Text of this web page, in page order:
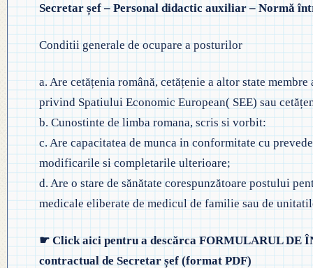
◎ REGULAMENT ORGANIZARE
◎ FIȘĂ EVALUARE PERSONAL
◎ ÎNCADRARE PROFESORI
◎ PROFESORI LA CLASE
◎ DECLARAȚII INTERESE
◎ TRANSPARENTA VENITURI ◎ 2025
◎ 2024
◎ 2020
◎ PLAN DE DEZVOLTARE
INSTITUȚIONALĂ
◎
–
Secretar șef – Personal didactic auxiliar – Normă
Conditii generale de ocupare a posturilor
a. Are cetățenia română, cetățenie a altor state
privind Spatiului Economic European( SEE) sau
b. Cunostinte de limba romana, scris si vorbit:
c. Are capacitatea de munca in conformitate cu
modificarile si completarile ulterioare;
d. Are o stare de sănătate corespunzătoare postului
medicale eliberate de medicul de familie sau de
☛ Click aici pentru a descărca FORMULARUL DE
contractual de Secretar șef (format PDF)